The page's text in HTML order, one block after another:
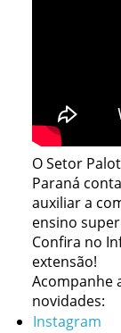
O Setor
Paraná
auxiliar a
ensino
Confira no
extensão!
Acompanhe
novidades:
Instagram